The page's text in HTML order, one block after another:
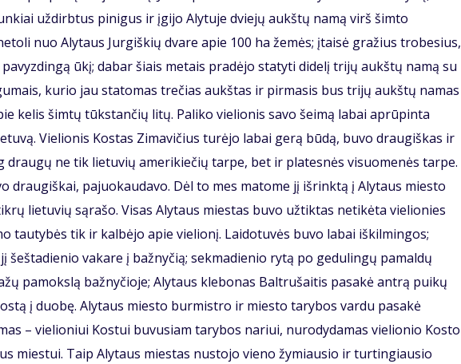
uždirbtus pinigus ir įgijo Alytuje dviejų aukštų namą virš šimto
nuo Alytaus Jurgiškių dvare apie 100 ha žemės; įtaisė gražius trobesius,
ūkį; dabar šiais metais pradėjo statyti didelį trijų aukštų namą su
kurio jau statomas trečias aukštas ir pirmasis bus trijų aukštų namas
kelis šimtų tūkstančių litų. Paliko vielionis savo šeimą labai aprūpinta
Vielionis Kostas Zimavičius turėjo labai gerą būdą, buvo draugiškas ir
ne tik lietuvių amerikiečių tarpe, bet ir platesnės visuomenės tarpe.
draugiškai, pajuokaudavo. Dėl to mes matome jį išrinktą į Alytaus miesto
lietuvių sąrašo. Visas Alytaus miestas buvo užtiktas netikėta vielionies
tautybės tik ir kalbėjo apie vielionį. Laidotuvės buvo labai iškilmingos;
šeštadienio vakare į bažnyčią; sekmadienio rytą po gedulingų pamaldų
pamokslą bažnyčioje; Alytaus klebonas Baltrušaitis pasakė antrą puikų
į duobę. Alytaus miesto burmistro ir miesto tarybos vardu pasakė
– vielioniui Kostui buvusiam tarybos nariui, nurodydamas vielionio Kosto
miestui. Taip Alytaus miestas nustojo vieno žymiausio ir turtingiausio